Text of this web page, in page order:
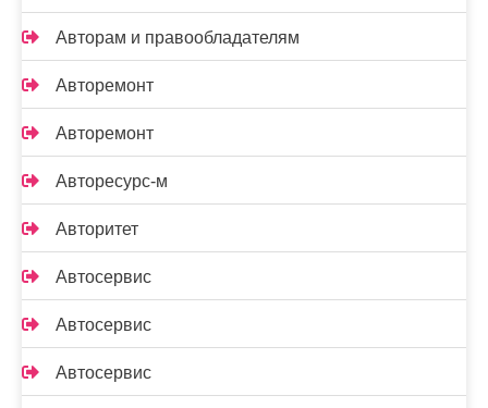
Авторам и правообладателям
Авторемонт
Авторемонт
Авторесурс-м
Авторитет
Автосервис
Автосервис
Автосервис